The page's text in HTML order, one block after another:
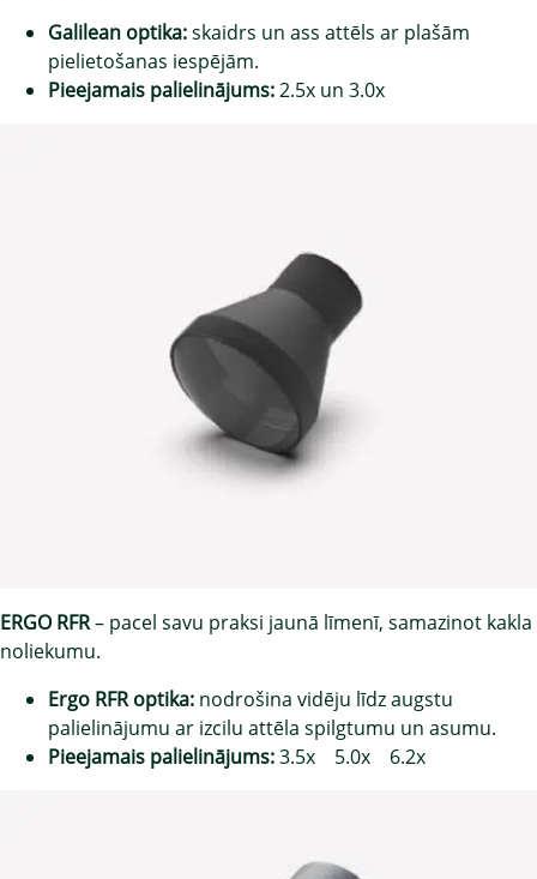
Galilean optika:skaidrs un ass attēls ar plašām
pielietošanas iespējām.
Pieejamais palielinājums:2.5x un 3.0x
ERGO RFR– pacel savu praksi jaunā līmenī, samazinot kakla
noliekumu.
Ergo RFR optika: nodrošina vidēju līdz augstu
palielinājumu ar izcilu attēla spilgtumu un asumu.
Pieejamais palielinājums:3.5x 5.0x 6.2x